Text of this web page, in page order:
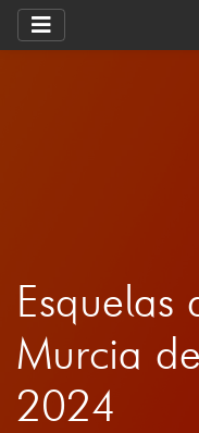
Esquelas
Murcia
2024